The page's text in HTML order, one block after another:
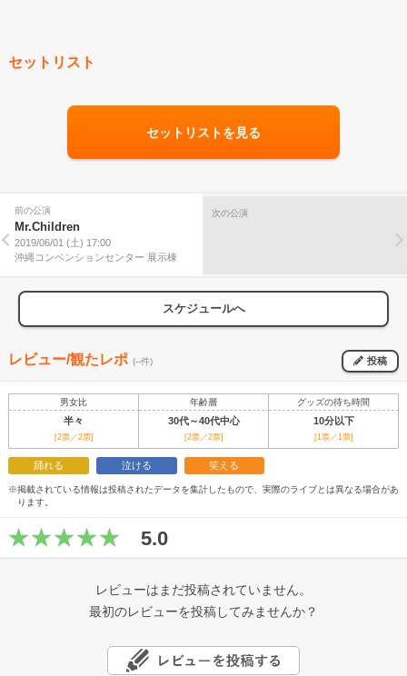
セットリスト
セットリストを見る
前の公演
Mr.Children
2019/06/01 (土) 17:00
沖縄コンベンションセンター 展示棟
次の公演
スケジュールへ
レビュー/観たレポ (--件) 投稿
男女比 年齢層 グッズの待ち時間
半々 30代～40代中心 10分以下
[2票／2票] [2票／2票] [1票／1票]
踊れる 泣ける 笑える
※掲載されている情報は投稿されたデータを集計したもので、実際のライブとは異なる場合があ
ります。
5.0
レビューはまだ投稿されていません。
最初のレビューを投稿してみませんか？